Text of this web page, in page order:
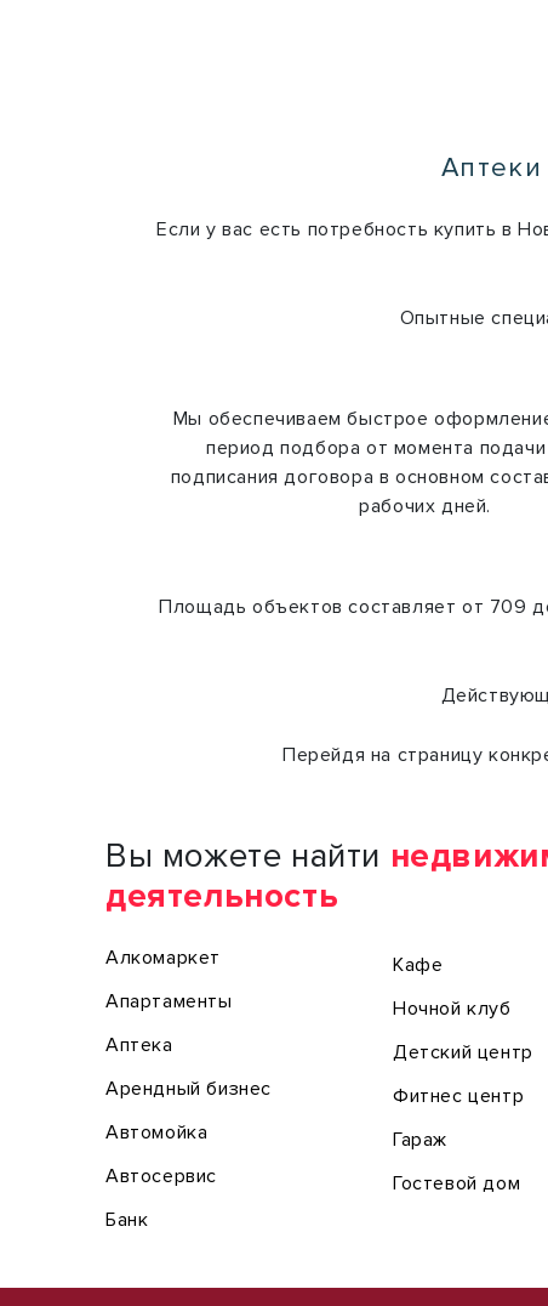
Если у вас есть потребность купить в
Опытные
Мы обеспечиваем быстрое
период подбора от момента подачи
подписания договора в основном
рабочих дней.
Площадь объектов составляет от 709
Перейдя на страницу
Вы можете найти
деятельность
Алкомаркет
Апартаменты
Аптека
Арендный бизнес
Автомойка
Автосервис
Банк
Кафе
Ночной клуб
Детский центр
Фитнес центр
Гараж
Гостевой дом